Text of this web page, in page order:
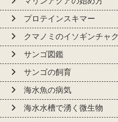
プロテインスキマー
クマノミのイソギンチャク
サンゴ図鑑
サンゴの飼育
海水魚の病気
海水水槽で湧く微生物